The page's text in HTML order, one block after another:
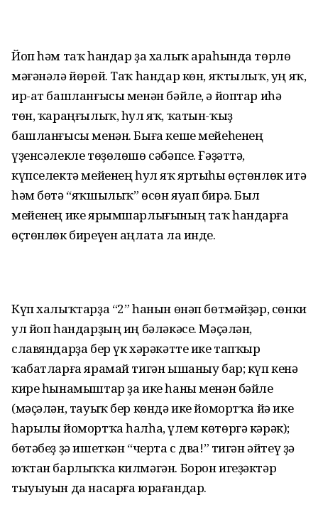
Йоп һәм таҡ һандар ҙа халыҡ араһында төрлө
мәғәнәлә йөрөй. Таҡ һандар көн, яҡтылыҡ, уң яҡ,
ир-ат башланғысы менән бәйле, ә йоптар иһә
төн, ҡараңғылыҡ, һул яҡ, ҡатын-ҡыҙ
башланғысы менән. Быға кеше мейеһенең
үҙенсәлекле төҙөлөшө сәбәпсе. Ғәҙәттә,
күпселектә мейенең һул яҡ яртыһы өҫтөнлөк итә
һәм бөтә “яҡшылыҡ” өсөн яуап бирә. Был
мейенең ике ярымшарлығының таҡ һандарға
өҫтөнлөк биреүен аңлата ла инде.
Күп халыҡтарҙа “2” һанын өнәп бөтмәйҙәр, сөнки
ул йоп һандарҙың иң бәләкәсе. Мәҫәлән,
славяндарҙа бер үк хәрәкәтте ике тапҡыр
ҡабатларға ярамай тигән ышаныу бар; күп кенә
кире һынамыштар ҙа ике һаны менән бәйле
(мәҫәлән, тауыҡ бер көндә ике йомортҡа йә ике
һарылы йомортҡа һалһа, үлем көтөргә кәрәк);
бөтәбеҙ ҙә ишеткән “черта с два!” тигән әйтеү ҙә
юҡтан барлыҡҡа килмәгән. Борон игеҙәктәр
тыуыуын да насарға юрағандар.